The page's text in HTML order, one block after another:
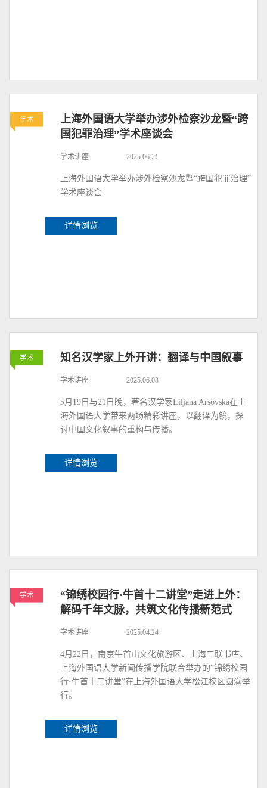
学术
上海外国语大学举办涉外检察沙龙暨“跨
国犯罪治理”学术座谈会
学术讲座 2025.06.21
上海外国语大学举办涉外检察沙龙暨“跨国犯罪治理”
学术座谈会
详情浏览
学术 知名汉学家上外开讲：翻译与中国叙事
学术讲座 2025.06.03
5月19日与21日晚，著名汉学家Liljana Arsovska在上
海外国语大学带来两场精彩讲座，以翻译为镜，探
讨中国文化叙事的重构与传播。
详情浏览
学术
“锦绣校园行·牛首十二讲堂”走进上外：
解码千年文脉，共筑文化传播新范式
学术讲座 2025.04.24
4月22日，南京牛首山文化旅游区、上海三联书店、
上海外国语大学新闻传播学院联合举办的“锦绣校园
行·牛首十二讲堂”在上海外国语大学松江校区圆满举
行。
详情浏览